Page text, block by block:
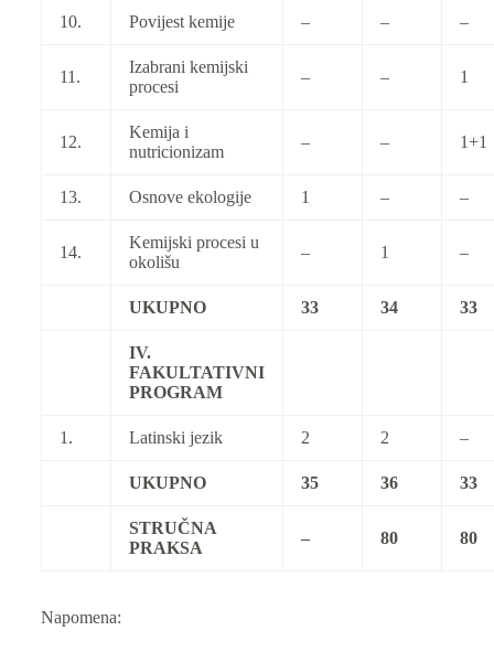
10. Povijest kemije – – –
11.
Izabrani kemijski
procesi
– – 1
12.
Kemija i
nutricionizam
– – 1+1
13. Osnove ekologije 1 – –
14.
Kemijski procesi u
okolišu
– 1 –
UKUPNO 33 34 33
IV.
FAKULTATIVNI
PROGRAM
1. Latinski jezik 2 2 –
UKUPNO 35 36 33
STRUČNA
PRAKSA
– 80 80
Napomena: